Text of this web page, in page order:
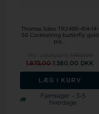
Thomas Sabo TR2495-414-14-
56 Cocktailring butterfly gold
pla...
1.875,001.580,00 DKK
LÆG I KURV
Fjernlager - 3-5
hverdage